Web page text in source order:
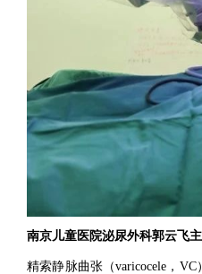
南京儿童医院泌尿外科郭云飞
精索静脉曲张（varicocele，